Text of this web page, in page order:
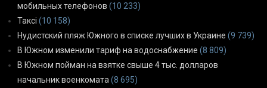
мобильных телефонов (10 233)
Таксі (10 158)
Нудистский пляж Южного в списке лучших в Украине (9 739)
В Южном изменили тариф на водоснабжение (8 809)
В Южном пойман на взятке свыше 4 тыс. долларов
начальник военкомата (8 695)